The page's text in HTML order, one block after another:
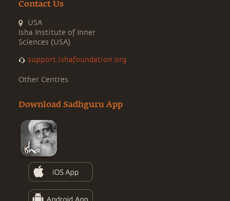
Contact Us
USA
Isha Institute of Inner
Sciences (USA)
support.ishafoundation.org
Other Centres
Download Sadhguru App